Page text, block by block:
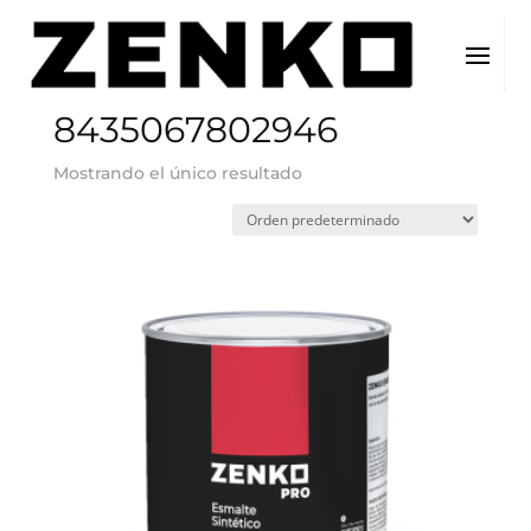
Inicio / EAN del producto / 8435067802946
8435067802946
Mostrando el único resultado